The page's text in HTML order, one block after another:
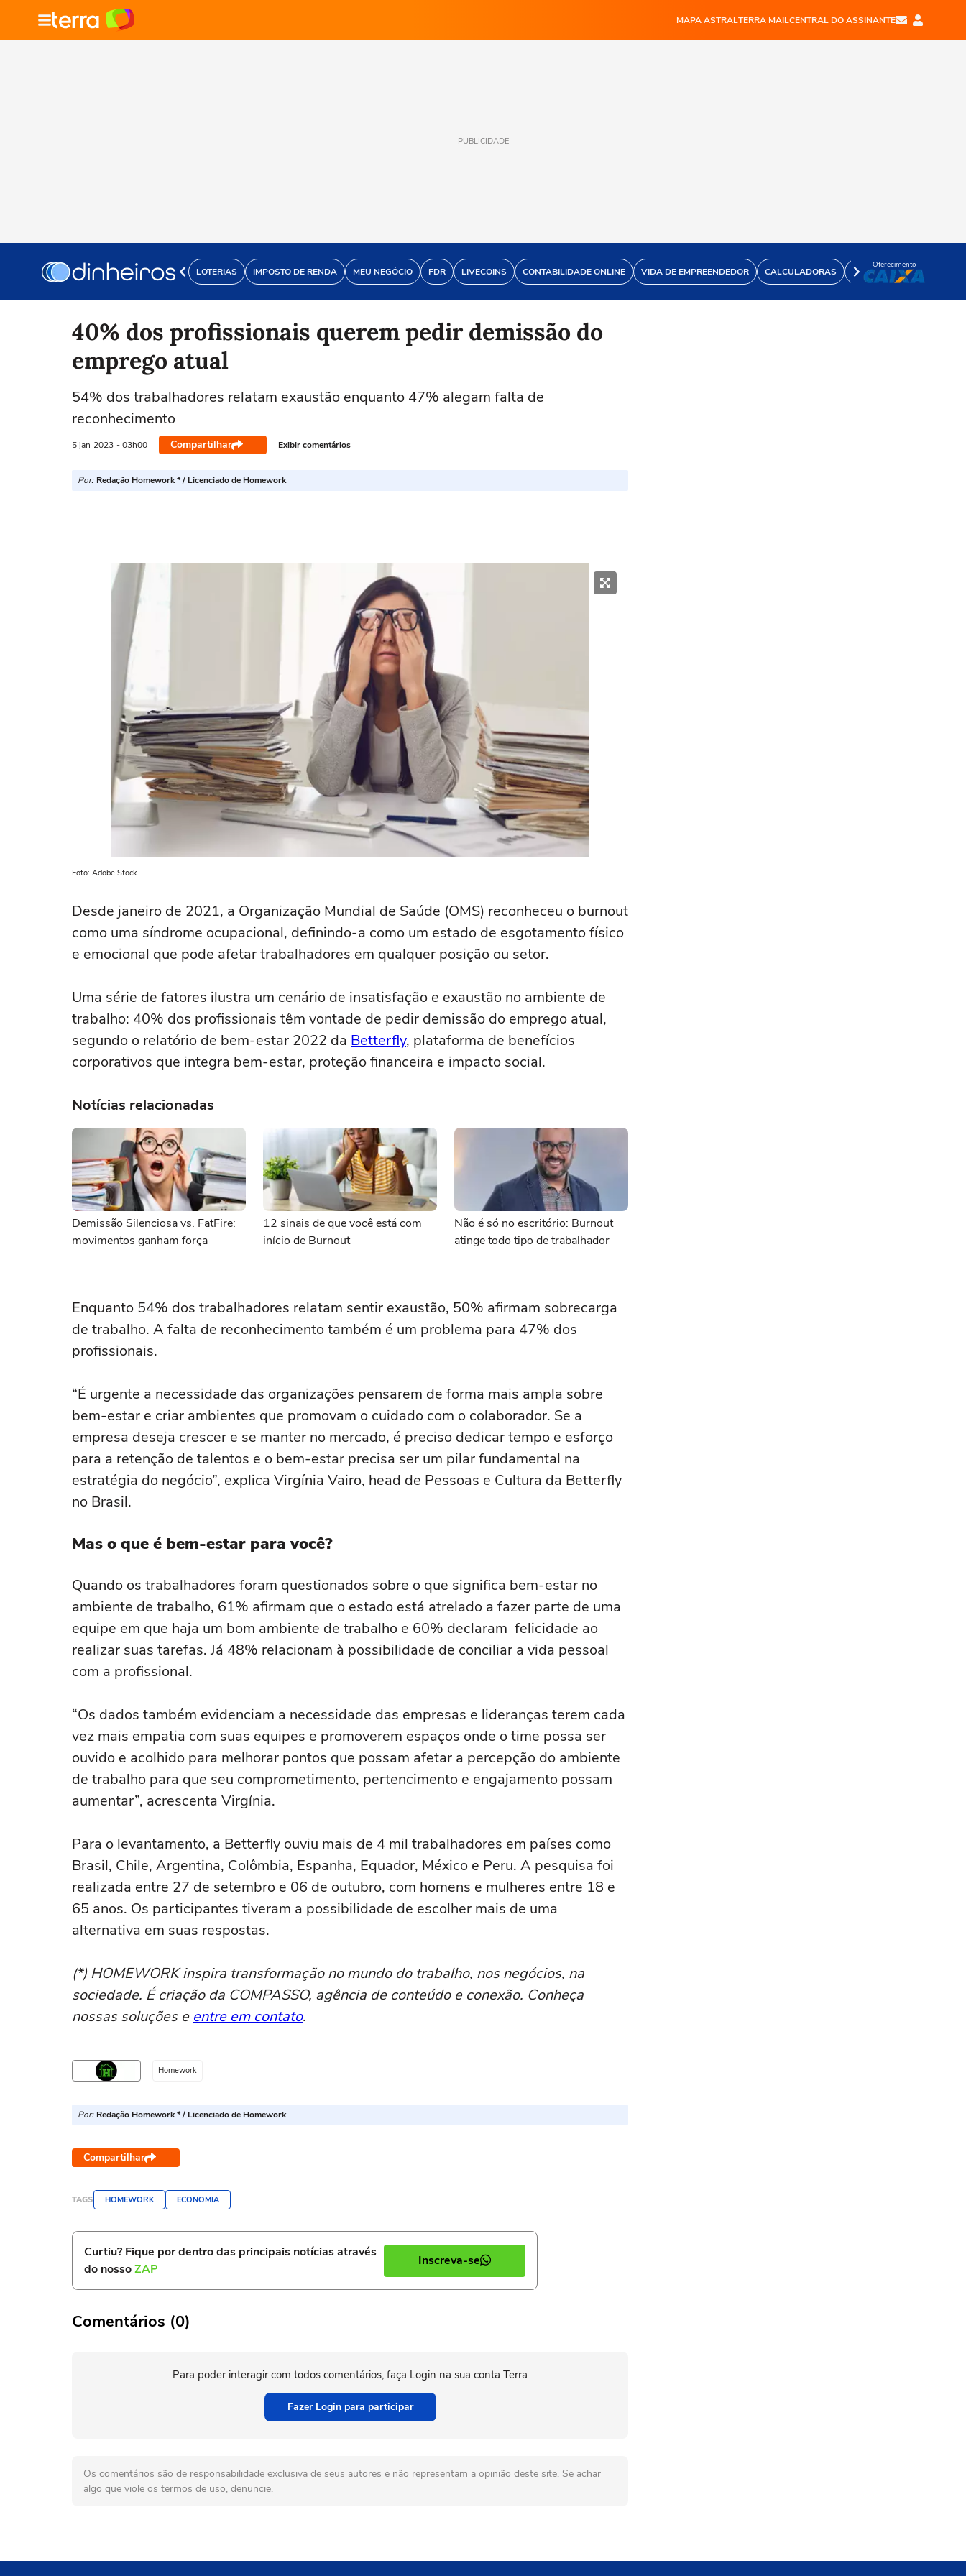
MAPA ASTRALTERRA MAILCENTRAL DO ASSINANTE
PUBLICIDADE
LOTERIAS IMPOSTO DE RENDA MEU NEGÓCIO FDR LIVECOINS CONTABILIDADE ONLINE VIDA DE EMPREENDEDOR CALCULADORAS VÍDEOS
Oferecimento
40% dos profissionais querem pedir demissão do
emprego atual
54% dos trabalhadores relatam exaustão enquanto 47% alegam falta de
reconhecimento
5 jan 2023 - 03h00 Compartilhar Exibir comentários
Por: Redação Homework * / Licenciado de Homework
Foto: Adobe Stock
Desde janeiro de 2021, a Organização Mundial de Saúde (OMS) reconheceu o burnout
como uma síndrome ocupacional, definindo-a como um estado de esgotamento físico
e emocional que pode afetar trabalhadores em qualquer posição ou setor.
Uma série de fatores ilustra um cenário de insatisfação e exaustão no ambiente de
trabalho: 40% dos profissionais têm vontade de pedir demissão do emprego atual,
segundo o relatório de bem-estar 2022 da Betterfly, plataforma de benefícios
corporativos que integra bem-estar, proteção financeira e impacto social.
Notícias relacionadas
Demissão Silenciosa vs. FatFire:
movimentos ganham força
12 sinais de que você está com
início de Burnout
Não é só no escritório: Burnout
atinge todo tipo de trabalhador
Enquanto 54% dos trabalhadores relatam sentir exaustão, 50% afirmam sobrecarga
de trabalho. A falta de reconhecimento também é um problema para 47% dos
profissionais.
“É urgente a necessidade das organizações pensarem de forma mais ampla sobre
bem-estar e criar ambientes que promovam o cuidado com o colaborador. Se a
empresa deseja crescer e se manter no mercado, é preciso dedicar tempo e esforço
para a retenção de talentos e o bem-estar precisa ser um pilar fundamental na
estratégia do negócio”, explica Virgínia Vairo, head de Pessoas e Cultura da Betterfly
no Brasil.
Mas o que é bem-estar para você?
Quando os trabalhadores foram questionados sobre o que significa bem-estar no
ambiente de trabalho, 61% afirmam que o estado está atrelado a fazer parte de uma
equipe em que haja um bom ambiente de trabalho e 60% declaram felicidade ao
realizar suas tarefas. Já 48% relacionam à possibilidade de conciliar a vida pessoal
com a profissional.
“Os dados também evidenciam a necessidade das empresas e lideranças terem cada
vez mais empatia com suas equipes e promoverem espaços onde o time possa ser
ouvido e acolhido para melhorar pontos que possam afetar a percepção do ambiente
de trabalho para que seu comprometimento, pertencimento e engajamento possam
aumentar”, acrescenta Virgínia.
Para o levantamento, a Betterfly ouviu mais de 4 mil trabalhadores em países como
Brasil, Chile, Argentina, Colômbia, Espanha, Equador, México e Peru. A pesquisa foi
realizada entre 27 de setembro e 06 de outubro, com homens e mulheres entre 18 e
65 anos. Os participantes tiveram a possibilidade de escolher mais de uma
alternativa em suas respostas.
(*) HOMEWORK inspira transformação no mundo do trabalho, nos negócios, na
sociedade. É criação da COMPASSO, agência de conteúdo e conexão. Conheça
nossas soluções e entre em contato.
Homework
Por: Redação Homework * / Licenciado de Homework
Compartilhar
TAGS HOMEWORK ECONOMIA
Curtiu? Fique por dentro das principais notícias através
do nossoZAP
Inscreva-se
Comentários (0)
Para poder interagir com todos comentários, faça Login na sua conta Terra
Fazer Login para participar
Os comentários são de responsabilidade exclusiva de seus autores e não representam a opinião deste site. Se achar
algo que viole os termos de uso, denuncie.